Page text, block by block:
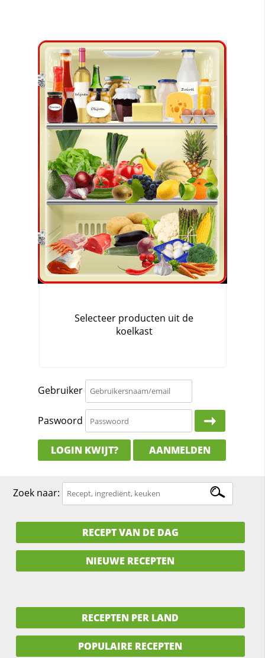
Gebruiker
Paswoord
LOGIN KWIJT? AANMELDEN
Zoek naar:
RECEPT VAN DE DAG
NIEUWE RECEPTEN
RECEPTEN PER LAND
POPULAIRE RECEPTEN